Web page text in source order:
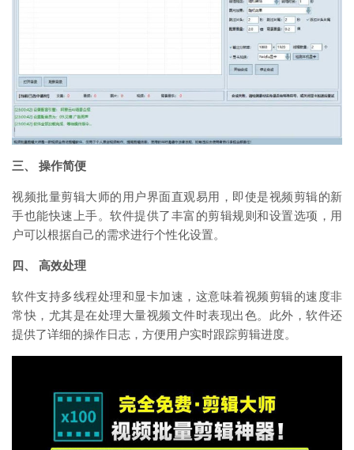
三、 操作简便
视频批量剪辑大师的用户界面直观易用，即使是视频剪辑的新
手也能快速上手。软件提供了丰富的剪辑规则和设置选项，用
户可以根据自己的需求进行个性化设置。
四、 高效处理
软件支持多线程处理和显卡加速，这意味着视频剪辑的速度非
常快，尤其是在处理大量视频文件时表现出色。此外，软件还
提供了详细的操作日志，方便用户实时跟踪剪辑进度。